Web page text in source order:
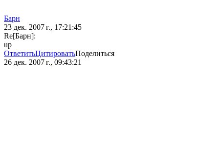
Барн
23 дек. 2007 г., 17:21:45
Re[Барн]:
up
ОтветитьЦитироватьПоделиться
26 дек. 2007 г., 09:43:21